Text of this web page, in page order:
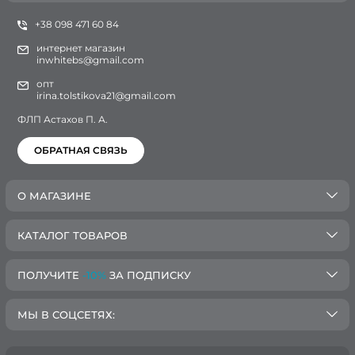
+38 098 471 60 84
интернет магазин
inwhitebs@gmail.com
опт
irina.tolstikova21@gmail.com
ФЛП Астахов П. А.
ОБРАТНАЯ СВЯЗЬ
О МАГАЗИНЕ
КАТАЛОГ ТОВАРОВ
ПОЛУЧИТЕ -10% ЗА ПОДПИСКУ
МЫ В СОЦСЕТЯХ: